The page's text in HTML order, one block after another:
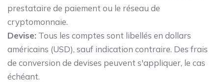
prestataire de paiement ou le réseau de
cryptomonnaie.
Devise: Tous les comptes sont libellés en dollars
américains (USD), sauf indication contraire. Des frais
de conversion de devises peuvent s'appliquer, le cas
échéant.